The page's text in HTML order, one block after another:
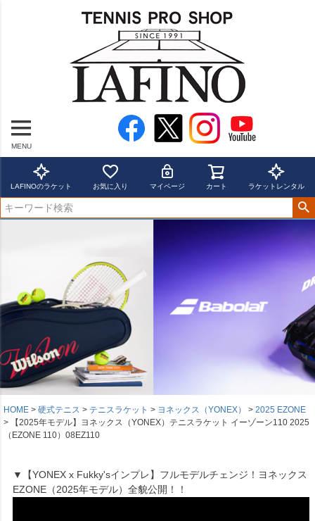
MENU
LAFINOのラケット お気に入り マイページ カート ラケットレンタル
HOME 硬式テニス テニスラケット ヨネックス（YONEX）
2025 EZONE
【2025年モデル】ヨネックス（YONEX）テニスラケット イーゾーン110 2025
（EZONE 110）08EZ110
▼【YONEX x Fukky'sインプレ】フルモデルチェンジ！ヨネックス
EZONE（2025年モデル）全貌公開！！